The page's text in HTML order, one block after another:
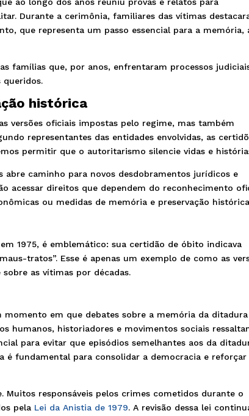
Durante a cerimônia, familiares das vítimas
que representa um passo essencial para a memória,
famílias que, por anos, enfrentaram processos
queridos.
histórica
versões oficiais impostas pelo regime, mas também
representantes das entidades envolvidas, as
permitir que o autoritarismo silencie vidas e
caminho para novos desdobramentos jurídicos e
acessar direitos que dependem do reconhecimento
ou medidas de memória e preservação
1975, é emblemático: sua certidão de óbito indicava
tratos”. Esse é apenas um exemplo de como as
as vítimas por décadas.
em que debates sobre a memória da ditadura
humanos, historiadores e movimentos sociais
para evitar que episódios semelhantes aos da
é fundamental para consolidar a democracia e reforçar
Muitos responsáveis pelos crimes cometidos durante o
pela Lei da Anistia de 1979. A revisão dessa lei